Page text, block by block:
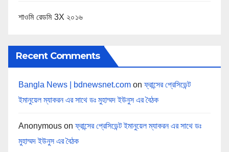
শাওমি রেডমি 3X ২০১৬
Recent Comments
Bangla News | bdnewsnet.com onফ্রান্সের প্রেসিডেন্ট
ইমানুয়েল ম্যাকরন এর সাথে ডঃ মুহাম্মদ ইউনুস এর বৈঠক
Anonymous onফ্রান্সের প্রেসিডেন্ট ইমানুয়েল ম্যাকরন এর সাথে ডঃ
মুহাম্মদ ইউনুস এর বৈঠক